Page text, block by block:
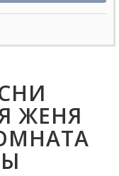
ЖЕНЯ